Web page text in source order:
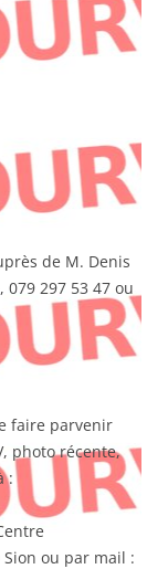
de M. Denis
297 53 47 ou
faire parvenir
photo récente,
:
ou par mail :